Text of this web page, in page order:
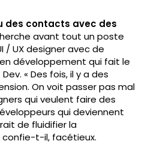
des contacts avec des
avant tout un poste
/ UX designer avec de
développement qui fait le
« Des fois, il y a des
On voit passer pas mal
qui veulent faire des
qui deviennent
de fluidifier la
confie-t-il, facétieux.